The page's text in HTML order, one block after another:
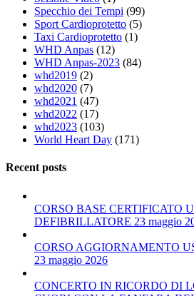
Specchio dei Tempi (99)
Sport Cardioprotetto (5)
Taxi Cardioprotetto (1)
WHD Anpas (12)
WHD Anpas-2023 (84)
whd2019 (2)
whd2020 (7)
whd2021 (47)
whd2022 (17)
whd2023 (103)
World Heart Day (171)
Recent posts
CORSO BASE CERTIFICATO
DEFIBRILLATORE 23 maggio
CORSO AGGIORNAMENTO
23 maggio 2026
CONCERTO IN RICORDO DI